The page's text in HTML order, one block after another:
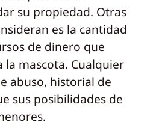
su propiedad. Otras
es la cantidad
de dinero que
la mascota. Cualquier
abuso, historial de
sus posibilidades de